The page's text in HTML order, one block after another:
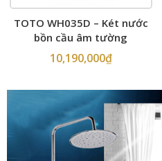
TOTO WH035D – Két nước
bồn cầu âm tường
10,190,000₫